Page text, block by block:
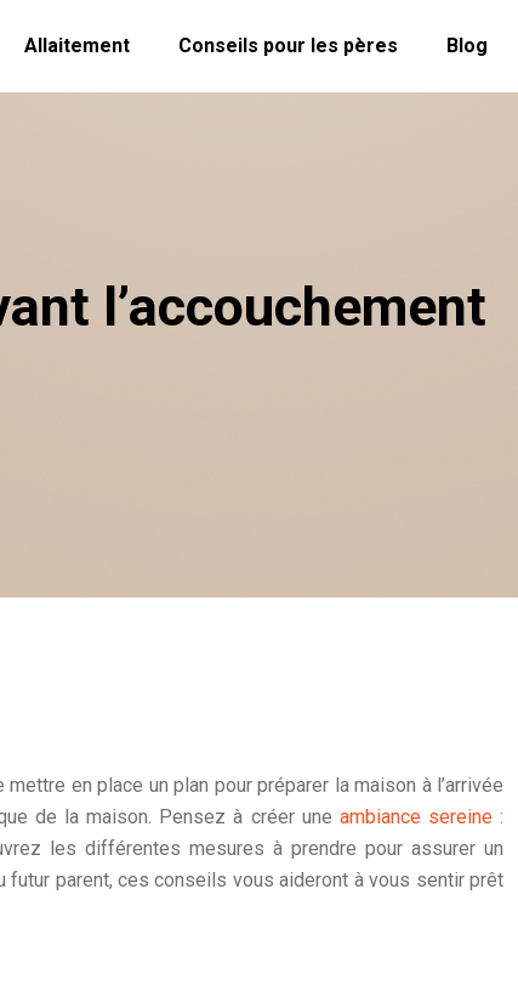
Allaitement Conseils pour les pères Blog
l’accouchement
en place un plan pour préparer la maison à l’arrivée
de la maison. Pensez à créer une ambiance sereine :
les différentes mesures à prendre pour assurer un
futur parent, ces conseils vous aideront à vous sentir prêt